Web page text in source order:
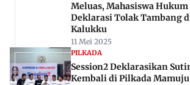
Meluas, Mahasiswa
Deklarasi Tolak Tambang
Kalukku
11 Mei 2025
PILKADA
Session2 Deklarasikan
Kembali di Pilkada Mamuju